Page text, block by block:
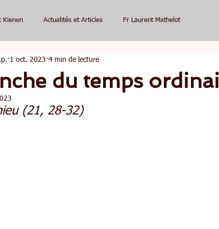
Kienen Actualités et Articles Fr Laurent Mathelot
du temps
1 oct. 2023 4 min de lecture
(21, 28-32)